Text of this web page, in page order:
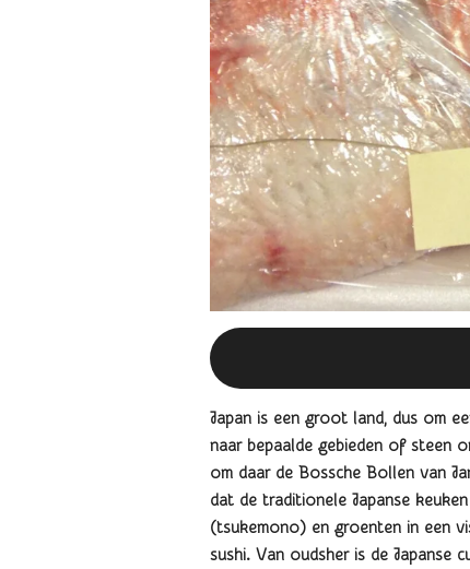
Japan is een groot land, dus om
naar bepaalde gebieden of steen
om daar de Bossche Bollen van
dat de traditionele Japanse
(tsukemono) en groenten in een
sushi. Van oudsher is de Japanse